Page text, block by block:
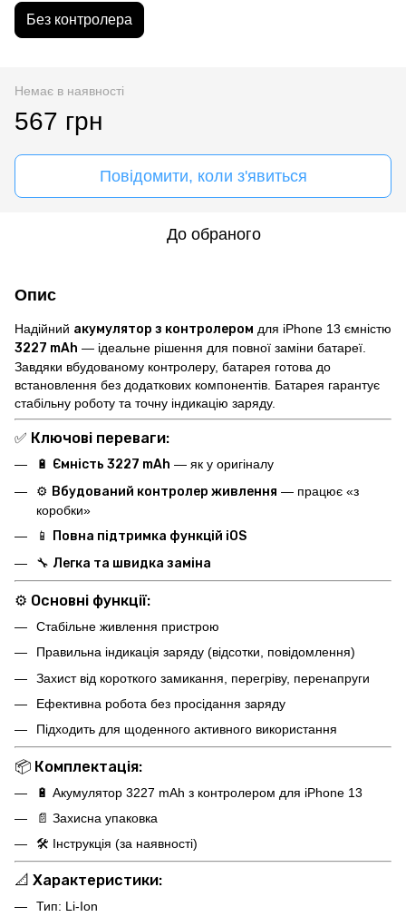
Без контролера
Немає в наявності
567 грн
Повідомити, коли з'явиться
До обраного
Опис
Надійний акумулятор з контролером для iPhone 13 ємністю
3227 mAh — ідеальне рішення для повної заміни батареї.
Завдяки вбудованому контролеру, батарея готова до
встановлення без додаткових компонентів. Батарея гарантує
стабільну роботу та точну індикацію заряду.
✅ Ключові переваги:
🔋 Ємність 3227 mAh — як у оригіналу
⚙️ Вбудований контролер живлення — працює «з
коробки»
📱
Повна підтримка функцій iOS
🔧 Легка та швидка заміна
⚙️ Основні функції:
Стабільне живлення пристрою
Правильна індикація заряду (відсотки, повідомлення)
Захист від короткого замикання, перегріву, перенапруги
Ефективна робота без просідання заряду
Підходить для щоденного активного використання
📦 Комплектація:
🔋 Акумулятор 3227 mAh з контролером для iPhone 13
📄 Захисна упаковка
🛠 Інструкція (за наявності)
📐 Характеристики:
Тип: Li-Ion